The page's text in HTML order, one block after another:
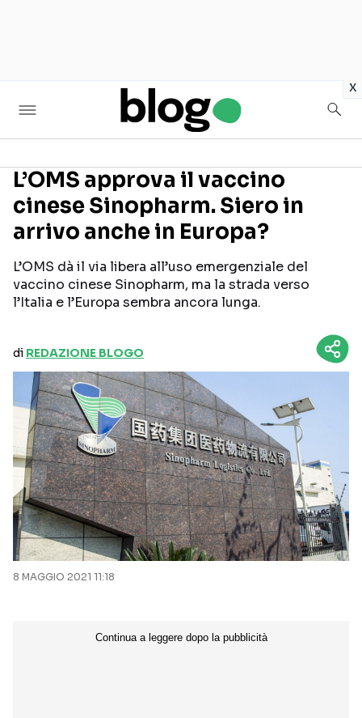
x
Seguici sui social
L’OMS approva il vaccino
cinese Sinopharm. Siero in
arrivo anche in Europa?
L’OMS dà il via libera all’uso emergenziale del
vaccino cinese Sinopharm, ma la strada verso
l’Italia e l’Europa sembra ancora lunga.
di REDAZIONE BLOGO
8 MAGGIO 2021 11:18